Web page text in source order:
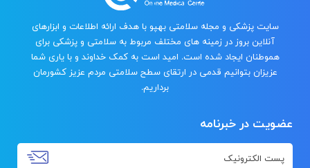
سایت پزشکی و مجله سلامتی بهپو با هدف ارائه اطلاعات و ابزارهای
آنلاین بروز در زمینه های مختلف مربوط به سلامتی و پزشکی برای
هموطنان ایجاد شده است. امید است به کمک خداوند و با یاری شما
عزیزان بتوانیم قدمی در ارتقای سطح سلامتی مردم عزیز کشورمان
برداریم.
عضویت در خبرنامه